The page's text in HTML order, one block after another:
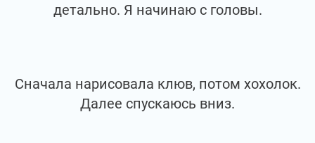
детально. Я начинаю с головы.
Сначала нарисовала клюв, потом хохолок.
Далее спускаюсь вниз.